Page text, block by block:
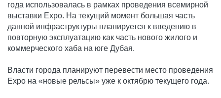
года использовалась в рамках проведения всемирной
выставки Expo. На текущий момент большая часть
данной инфраструктуры планируется к введению в
повторную эксплуатацию как часть нового жилого и
коммерческого хаба на юге Дубая.
Власти города планируют перевести место проведения
Expo на «новые рельсы» уже к октябрю текущего года.